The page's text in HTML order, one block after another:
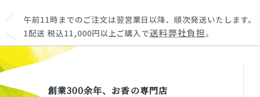
午前11時までのご注文は翌営業日以降、順次発送いたします。
1配送 税込11,000円以上ご購入で送料弊社負担。
創業300余年、お香の専門店